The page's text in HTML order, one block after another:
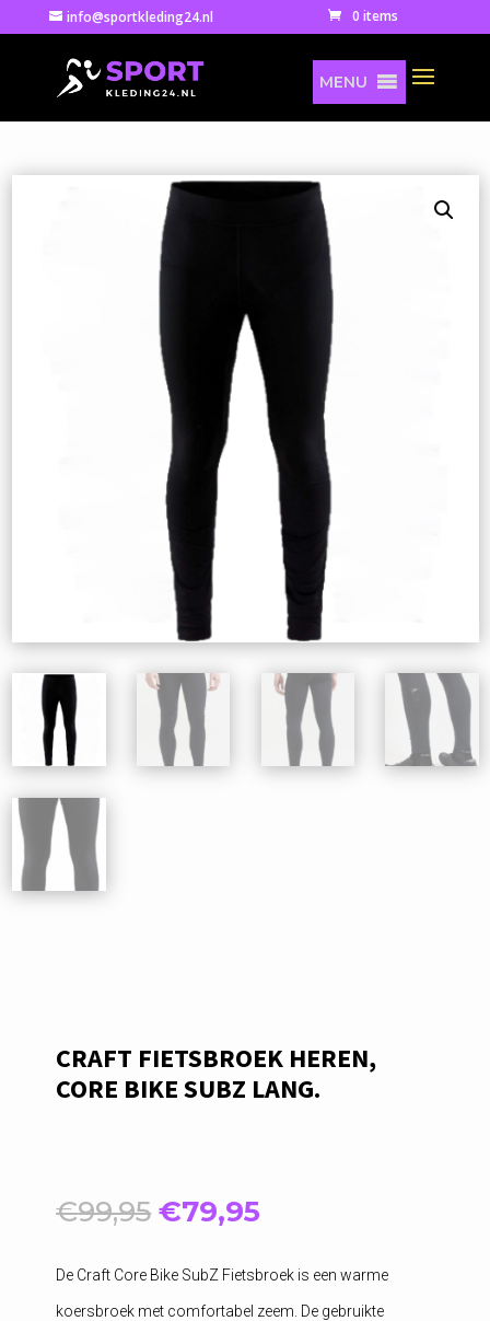
info@sportkleding24.nl 0 items
MENU
CRAFT FIETSBROEK HEREN,
CORE BIKE SUBZ LANG.
€99,95 Oorspronkelijke
was:
€99,95.
€79,95
€79,95.
De Craft Core Bike SubZ Fietsbroek is een warme
koersbroek met comfortabel zeem. De gebruikte